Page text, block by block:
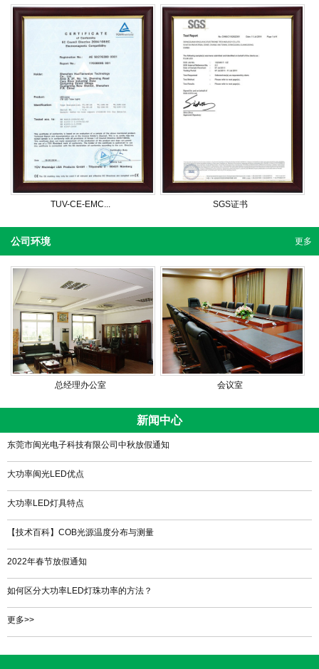
TUV-CE-EMC... SGS证书
更多
公司环境
总经理办公室 会议室
新闻中心
东莞市闽光电子科技有限公司中秋放假通知
大功率闽光LED优点
大功率LED灯具特点
【技术百科】COB光源温度分布与测量
2022年春节放假通知
如何区分大功率LED灯珠功率的方法？
更多>>